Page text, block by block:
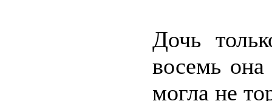
Дочь
восемь она
могла не